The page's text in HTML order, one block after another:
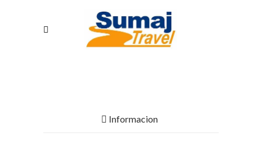
Informacion